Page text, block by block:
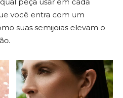
peça usar em cada
você entra com um
suas semijoias elevam o